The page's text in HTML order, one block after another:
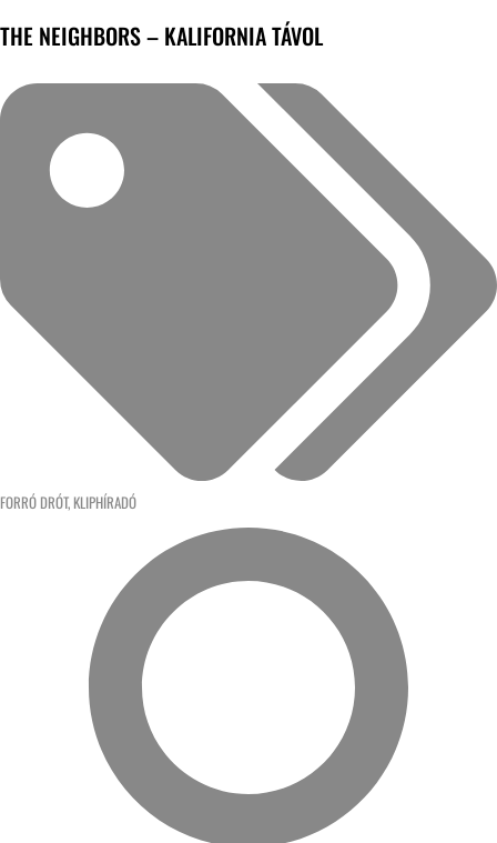
THE NEIGHBORS – KALIFORNIA TÁVOL
FORRÓ DRÓT, KLIPHÍRADÓ